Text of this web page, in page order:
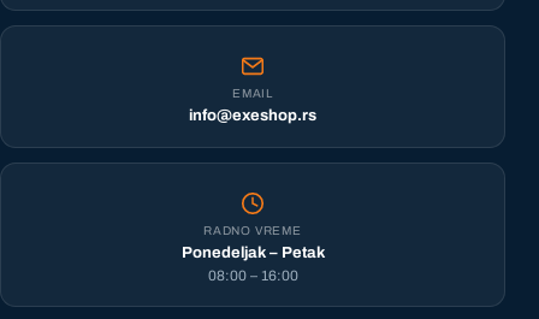
EMAIL
info@exeshop.rs
RADNO VREME
Ponedeljak – Petak
08:00 – 16:00